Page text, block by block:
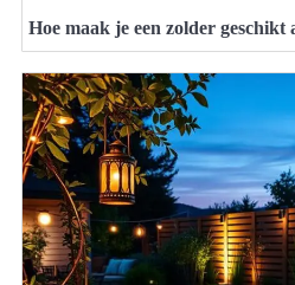
Hoe maak je een zolder geschikt